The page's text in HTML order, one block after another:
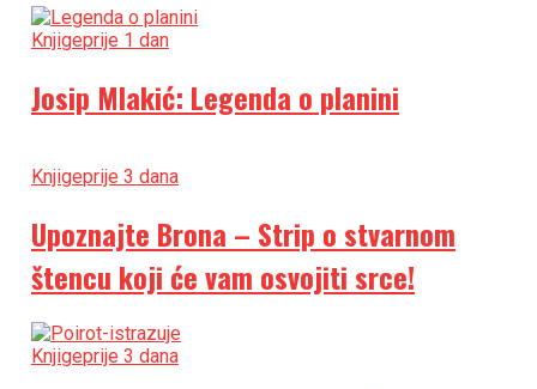
Knjigeprije 1 dan
Josip Mlakić: Legenda o planini
Knjigeprije 3 dana
Upoznajte Brona – Strip o stvarnom
štencu koji će vam osvojiti srce!
Knjigeprije 3 dana